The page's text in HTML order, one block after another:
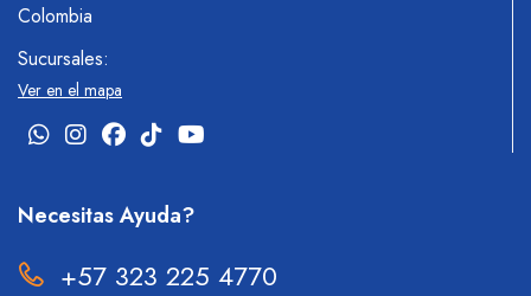
Colombia
Sucursales:
Ver en el mapa
Necesitas Ayuda?
+57 323 225 4770